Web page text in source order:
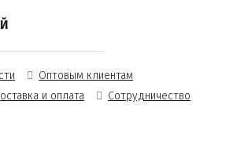
Оптовым клиентам
и оплата
Сотрудничество